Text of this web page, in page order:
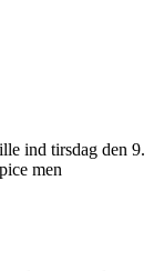
ind tirsdag den 9.
men